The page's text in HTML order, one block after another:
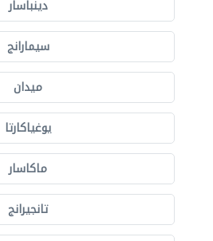
دينباسار
سيمارانج
ميدان
يوغياكارتا
ماكاسار
تانجيرانج